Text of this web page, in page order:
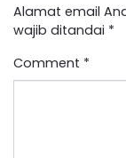
Alamat email
wajib ditandai *
Comment *